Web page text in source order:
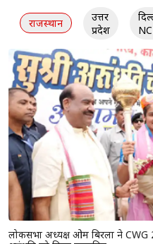
राजस्थान
उत्तर
प्रदेश
लोकसभा अध्यक्ष ओम बिरला ने CWG